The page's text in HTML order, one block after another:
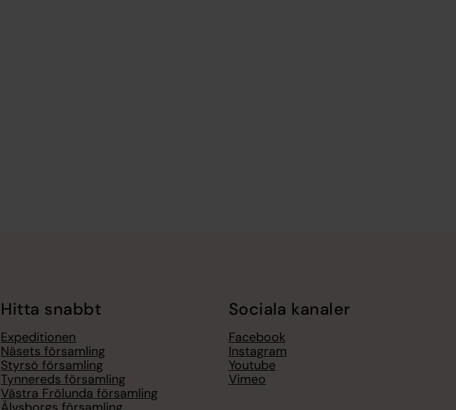
Hitta snabbt
Expeditionen
Näsets församling
Styrsö församling
Tynnereds församling
Västra Frölunda församling
Sociala kanaler
Facebook
Instagram
Youtube
Vimeo